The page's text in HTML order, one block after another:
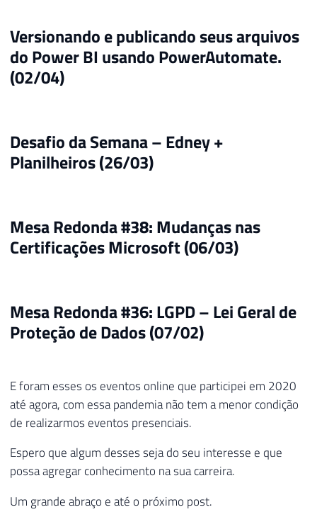
Versionando e publicando seus arquivos
do Power BI usando PowerAutomate.
(02/04)
Desafio da Semana – Edney +
Planilheiros (26/03)
Mesa Redonda #38: Mudanças nas
Certificações Microsoft (06/03)
Mesa Redonda #36: LGPD – Lei Geral de
Proteção de Dados (07/02)
E foram esses os eventos online que participei em 2020
até agora, com essa pandemia não tem a menor condição
de realizarmos eventos presenciais.
Espero que algum desses seja do seu interesse e que
possa agregar conhecimento na sua carreira.
Um grande abraço e até o próximo post.